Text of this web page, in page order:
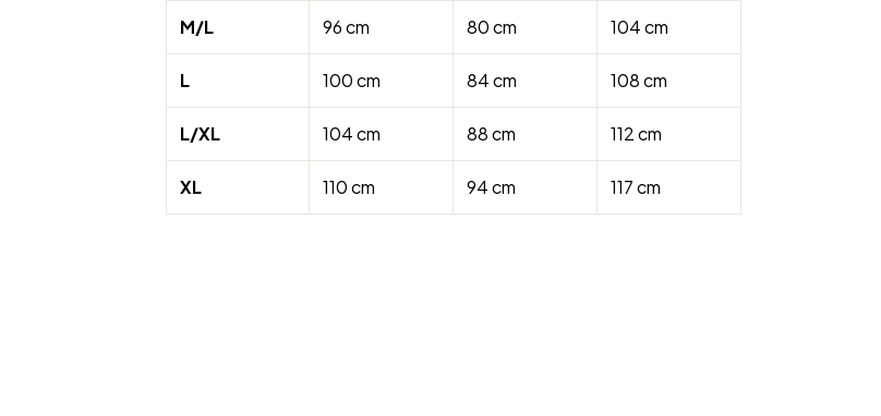
M/L 96 cm 80 cm 104 cm
L 100 cm 84 cm 108 cm
L/XL 104 cm 88 cm 112 cm
XL 110 cm 94 cm 117 cm